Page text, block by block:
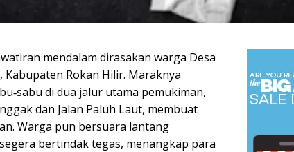
mendalam dirasakan warga Desa
Kabupaten Rokan Hilir. Maraknya
di dua jalur utama pemukiman,
dan Jalan Paluh Laut, membuat
Warga pun bersuara lantang
bertindak tegas, menangkap para